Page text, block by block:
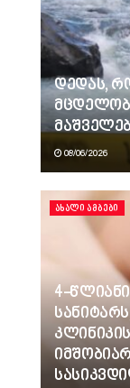
დედას,
08/06/2026
ᲐᲮᲐᲚᲘ ᲐᲛᲑᲔᲑᲘ
4-